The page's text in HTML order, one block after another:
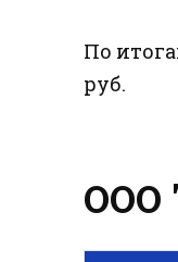
По
руб.
ООО